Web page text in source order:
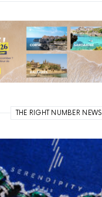
THE RIGHT NUMBER NEWS